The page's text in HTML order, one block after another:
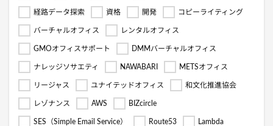
経路データ探索 資格 開発 コピーライティング
バーチャルオフィス レンタルオフィス
GMOオフィスサポート DMMバーチャルオフィス
ナレッジソサエティ NAWABARI METSオフィス
リージャス ユナイテッドオフィス 和文化推進協会
レゾナンス AWS BIZcircle
SES（Simple Email Service） Route53 Lambda